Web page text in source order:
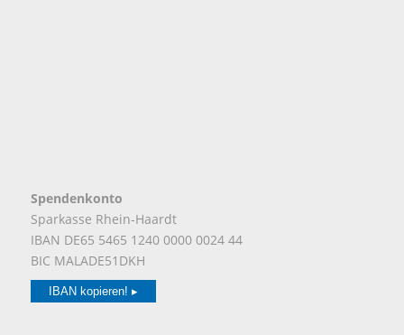
Spendenkonto
Sparkasse Rhein-Haardt
IBAN DE65 5465 1240 0000 0024 44
BIC MALADE51DKH
IBAN kopieren! ▸